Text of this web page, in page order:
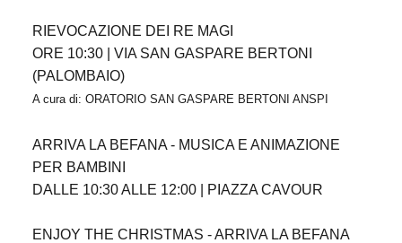
RIEVOCAZIONE DEI RE MAGI
ORE 10:30 | VIA SAN GASPARE BERTONI
(PALOMBAIO)
A cura di: ORATORIO SAN GASPARE BERTONI ANSPI
ARRIVA LA BEFANA - MUSICA E ANIMAZIONE
PER BAMBINI
DALLE 10:30 ALLE 12:00 | PIAZZA CAVOUR
ENJOY THE CHRISTMAS - ARRIVA LA BEFANA